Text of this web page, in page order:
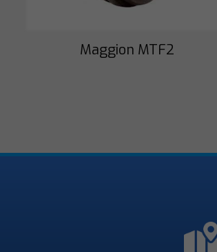
Maggion MTF2